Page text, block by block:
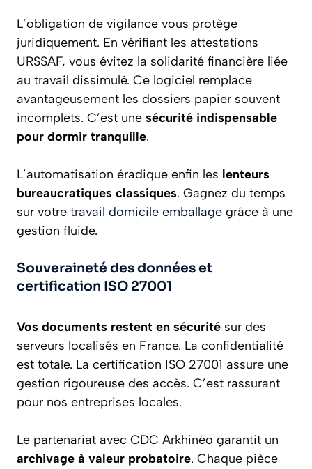
L’obligation de vigilance vous protège
juridiquement. En vérifiant les attestations
URSSAF, vous évitez la solidarité financière liée
au travail dissimulé. Ce logiciel remplace
avantageusement les dossiers papier souvent
incomplets. C’est une sécurité indispensable
pour dormir tranquille.
L’automatisation éradique enfin les lenteurs
bureaucratiques classiques. Gagnez du temps
sur votre travail domicile emballage grâce à une
gestion fluide.
Souveraineté des données et
certification ISO 27001
Vos documents restent en sécurité sur des
serveurs localisés en France. La confidentialité
est totale. La certification ISO 27001 assure une
gestion rigoureuse des accès. C’est rassurant
pour nos entreprises locales.
Le partenariat avec CDC Arkhinéo garantit un
archivage à valeur probatoire. Chaque pièce